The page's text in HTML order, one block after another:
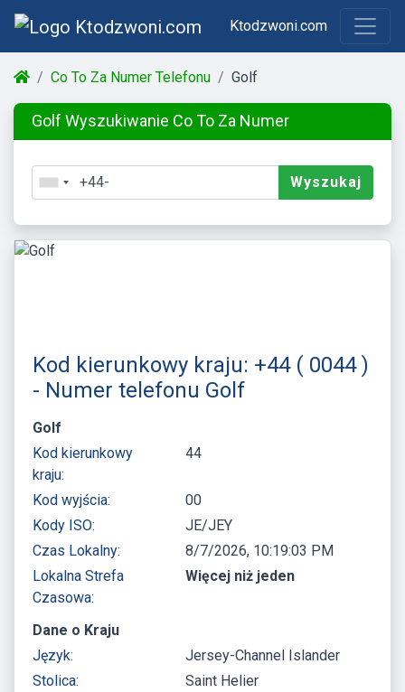
Ktodzwoni.com
Co To Za Numer Telefonu Golf
Golf Wyszukiwanie Co To Za Numer
Wyszukaj
Kod kierunkowy kraju: +44 ( 0044 )
- Numer telefonu Golf
Golf
Kod kierunkowy
kraju:
44
Kod wyjścia:
00
Kody ISO:
JE/JEY
Czas Lokalny:
8/7/2026, 10:19:03 PM
Lokalna Strefa
Czasowa:
Więcej niż jeden
Dane o Kraju
Język:
Jersey-Channel Islander
Stolica:
Saint Helier